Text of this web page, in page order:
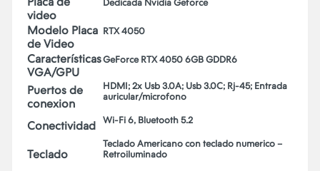
video
Dedicada Nvidia Geforce
Modelo Placa
de Video
RTX 4050
Características
VGA/GPU
GeForce RTX 4050 6GB GDDR6
Puertos de
conexion
HDMI; 2x Usb 3.0A; Usb 3.0C; Rj-45; Entrada
auricular/microfono
Conectividad Wi-Fi 6, Bluetooth 5.2
Teclado
Teclado Americano con teclado numerico –
Retroiluminado